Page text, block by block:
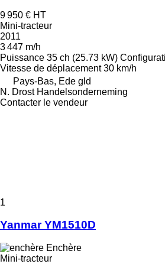
9 950 € HT
Mini-tracteur
2011
3 447 m/h
Puissance 35 ch (25.73 kW)
Vitesse de déplacement 30 km/h
Pays-Bas, Ede gld
N. Drost Handelsonderneming
Contacter le vendeur
1
Yanmar YM1510D
Enchère
Mini-tracteur